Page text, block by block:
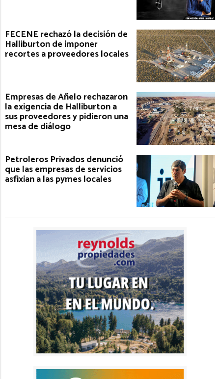
FECENE rechazó la decisión de
Halliburton de imponer
recortes a proveedores locales
Empresas de Añelo rechazaron
la exigencia de Halliburton a
sus proveedores y pidieron una
mesa de diálogo
Petroleros Privados denunció
que las empresas de servicios
asfixian a las pymes locales